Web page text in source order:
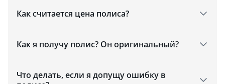
Как считается цена полиса?
Как я получу полис? Он оригинальный?
Что делать, если я допущу ошибку в